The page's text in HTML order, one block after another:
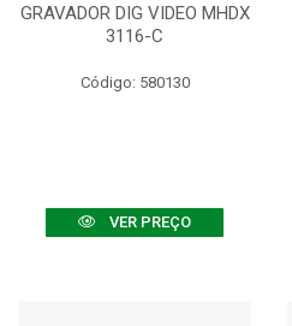
GRAVADOR DIG VIDEO MHDX
3116-C
Código: 580130
VER PREÇO